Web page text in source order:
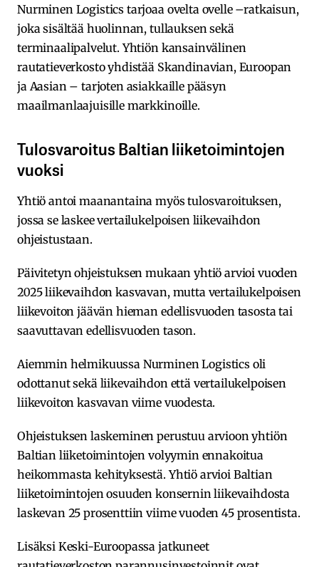
Nurminen Logistics tarjoaa ovelta ovelle –ratkaisun,
joka sisältää huolinnan, tullauksen sekä
terminaalipalvelut. Yhtiön kansainvälinen
rautatieverkosto yhdistää Skandinavian, Euroopan
ja Aasian – tarjoten asiakkaille pääsyn
maailmanlaajuisille markkinoille.
Tulosvaroitus Baltian liiketoimintojen
vuoksi
Yhtiö antoi maanantaina myös tulosvaroituksen,
jossa se laskee vertailukelpoisen liikevaihdon
ohjeistustaan.
Päivitetyn ohjeistuksen mukaan yhtiö arvioi vuoden
2025 liikevaihdon kasvavan, mutta vertailukelpoisen
liikevoiton jäävän hieman edellisvuoden tasosta tai
saavuttavan edellisvuoden tason.
Aiemmin helmikuussa Nurminen Logistics oli
odottanut sekä liikevaihdon että vertailukelpoisen
liikevoiton kasvavan viime vuodesta.
Ohjeistuksen laskeminen perustuu arvioon yhtiön
Baltian liiketoimintojen volyymin ennakoitua
heikommasta kehityksestä. Yhtiö arvioi Baltian
liiketoimintojen osuuden konsernin liikevaihdosta
laskevan 25 prosenttiin viime vuoden 45 prosentista.
Lisäksi Keski-Euroopassa jatkuneet